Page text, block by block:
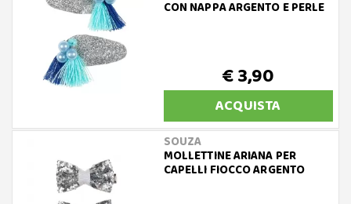
CON NAPPA ARGENTO E PERLE
€ 3,90
ACQUISTA
SOUZA
MOLLETTINE ARIANA PER
CAPELLI FIOCCO ARGENTO